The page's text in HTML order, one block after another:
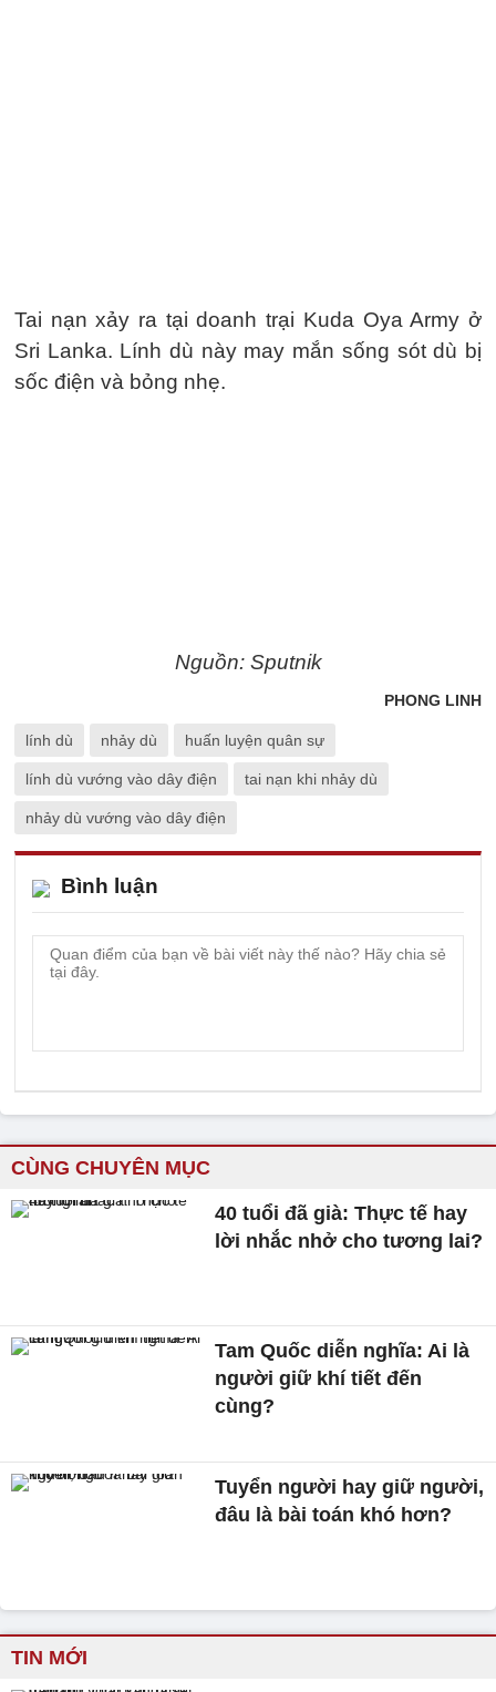
Tai nạn xảy ra tại doanh trại Kuda Oya Army ở
Sri Lanka. Lính dù này may mắn sống sót dù bị
sốc điện và bỏng nhẹ.
Nguồn: Sputnik
PHONG LINH
lính dù nhảy dù huấn luyện quân sự
lính dù vướng vào dây điện tai nạn khi nhảy dù
nhảy dù vướng vào dây điện
Bình luận
CÙNG CHUYÊN MỤC
40 tuổi đã già: Thực tế hay
lời nhắc nhở cho tương lai?
Tam Quốc diễn nghĩa: Ai là
người giữ khí tiết đến
cùng?
Tuyển người hay giữ người,
đâu là bài toán khó hơn?
TIN MỚI